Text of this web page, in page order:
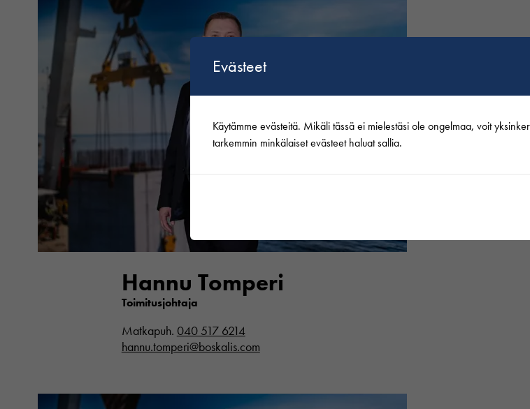
Hannu Tomperi
Toimitusjohtaja
Matkapuh. 040 517 6214
hannu.tomperi@boskalis.com
Evästeet
Käytämme evästeitä. Mikäli tässä ei mielestäsi ole ongelmaa, voit
tarkemmin minkälaiset evästeet haluat sallia.